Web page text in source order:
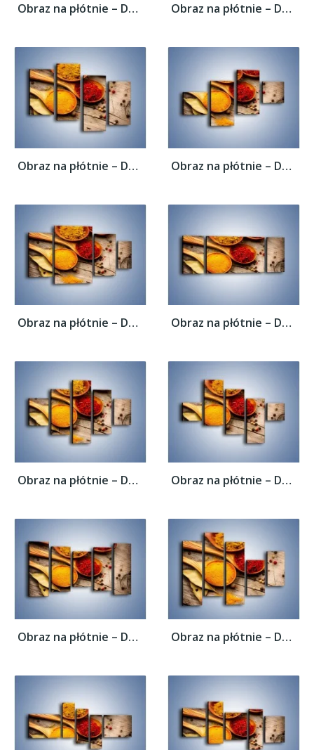
Obraz na płótnie – Dobrze dobrane... Obraz na płótnie – Dobrze dobrane...
Obraz na płótnie – Dobrze dobrane... Obraz na płótnie – Dobrze dobrane...
Obraz na płótnie – Dobrze dobrane... Obraz na płótnie – Dobrze dobrane...
Obraz na płótnie – Dobrze dobrane... Obraz na płótnie – Dobrze dobrane...
Obraz na płótnie – Dobrze dobrane... Obraz na płótnie – Dobrze dobrane...